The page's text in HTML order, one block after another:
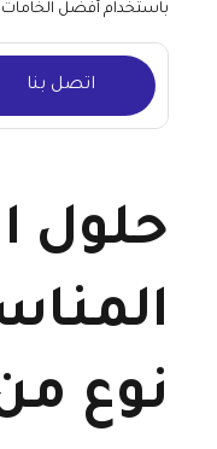
باستخدام أفضل الخامات
اتصل بنا
حلول
نوع